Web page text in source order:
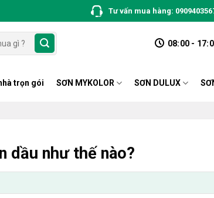
Tư vấn mua hàng:
08:00 -
trọn gói SƠN MYKOLOR SƠN DULUX
dầu như thế nào?